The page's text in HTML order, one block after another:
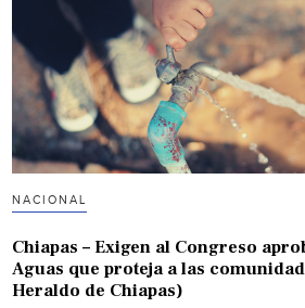
NACIONAL
Chiapas – Exigen al Congreso
Aguas que proteja a las
Heraldo de Chiapas)